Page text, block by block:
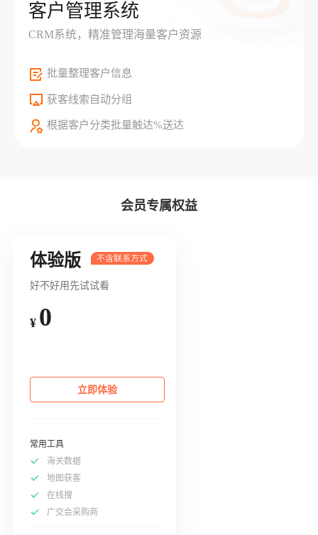
客户管理系统
CRM系统，精准管理海量客户资源
批量整理客户信息
获客线索自动分组
根据客户分类批量触达%送达
会员专属权益
体验版
好不好用先试试看
¥ 0
立即体验
常用工具
海关数据
地图获客
在线搜
广交会采购商